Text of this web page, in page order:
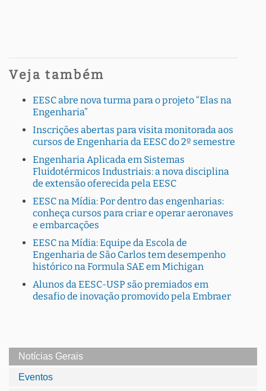
Veja também
EESC abre nova turma para o projeto “Elas na
Engenharia”
Inscrições abertas para visita monitorada aos
cursos de Engenharia da EESC do 2º semestre
Engenharia Aplicada em Sistemas
Fluidotérmicos Industriais: a nova disciplina
de extensão oferecida pela EESC
EESC na Mídia: Por dentro das engenharias:
conheça cursos para criar e operar aeronaves
e embarcações
EESC na Mídia: Equipe da Escola de
Engenharia de São Carlos tem desempenho
histórico na Formula SAE em Michigan
Alunos da EESC-USP são premiados em
desafio de inovação promovido pela Embraer
Notícias Gerais
Eventos